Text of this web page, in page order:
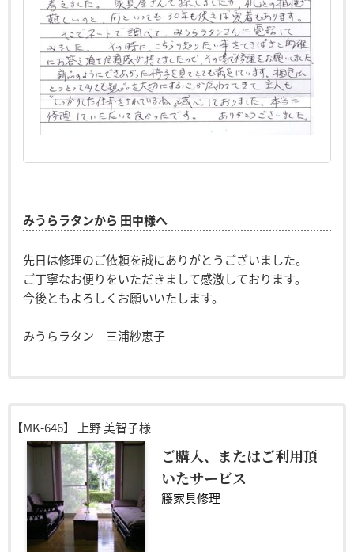
みうらラタンから 田中様へ
先日は修理のご依頼を誠にありがとうございました。
ご丁寧なお便りをいただきまして感激しております。
今後ともよろしくお願いいたします。
みうらラタン 三浦紗恵子
【MK-646】 上野 美智子様
ご購入、またはご利用頂
いたサービス
籐家具修理